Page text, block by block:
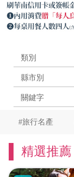
#旅行名產
精選推薦